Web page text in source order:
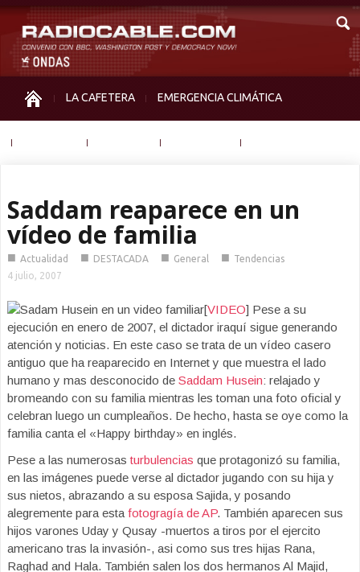
LA CAFETERA EMERGENCIA CLIMÁTICA
Saddam reaparece en un
vídeo de familia
■ Actualidad ■ DESTACADA ■ General ■ Tendencias
4 julio, 2007
[VIDEO] Pese a su
ejecución en enero de 2007, el dictador iraquí sigue generando
atención y noticias. En este caso se trata de un vídeo casero
antiguo que ha reaparecido en Internet y que muestra el lado
humano y mas desconocido de Saddam Husein: relajado y
bromeando con su familia mientras les toman una foto oficial y
celebran luego un cumpleaños. De hecho, hasta se oye como la
familia canta el «Happy birthday» en inglés.
Pese a las numerosasturbulencias que protagonizó su familia,
en las imágenes puede verse al dictador jugando con su hija y
sus nietos, abrazando a su esposa Sajida, y posando
alegremente para esta fotogragía de AP. También aparecen sus
hijos varones Uday y Qusay -muertos a tiros por el ejercito
americano tras la invasión-, asi como sus tres hijas Rana,
Raghad and Hala. También salen los dos hermanos Al Majid,